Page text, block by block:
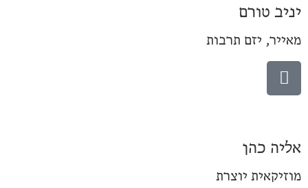
יניב טורם
מאייר, יזם תרבות
אליה כהן
מוזיקאית יוצרת